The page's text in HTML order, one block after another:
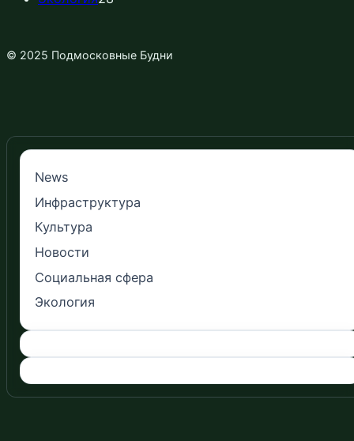
© 2025 Подмосковные Будни
News
Инфраструктура
Культура
Новости
Социальная сфера
Экология